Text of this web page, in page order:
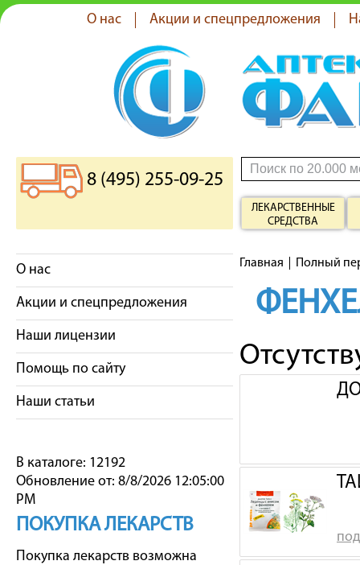
О нас Акции и спецпредложения
8 (495) 255-09-25
ЛЕКАРСТВЕННЫЕ
СРЕДСТВА
О нас
Акции и спецпредложения
Наши лицензии
Помощь по сайту
Наши статьи
В каталоге: 12192
Обновление от: 8/8/2026 12:05:00
PM
ПОКУПКА ЛЕКАРСТВ
Покупка лекарств возможна
Главная Полный